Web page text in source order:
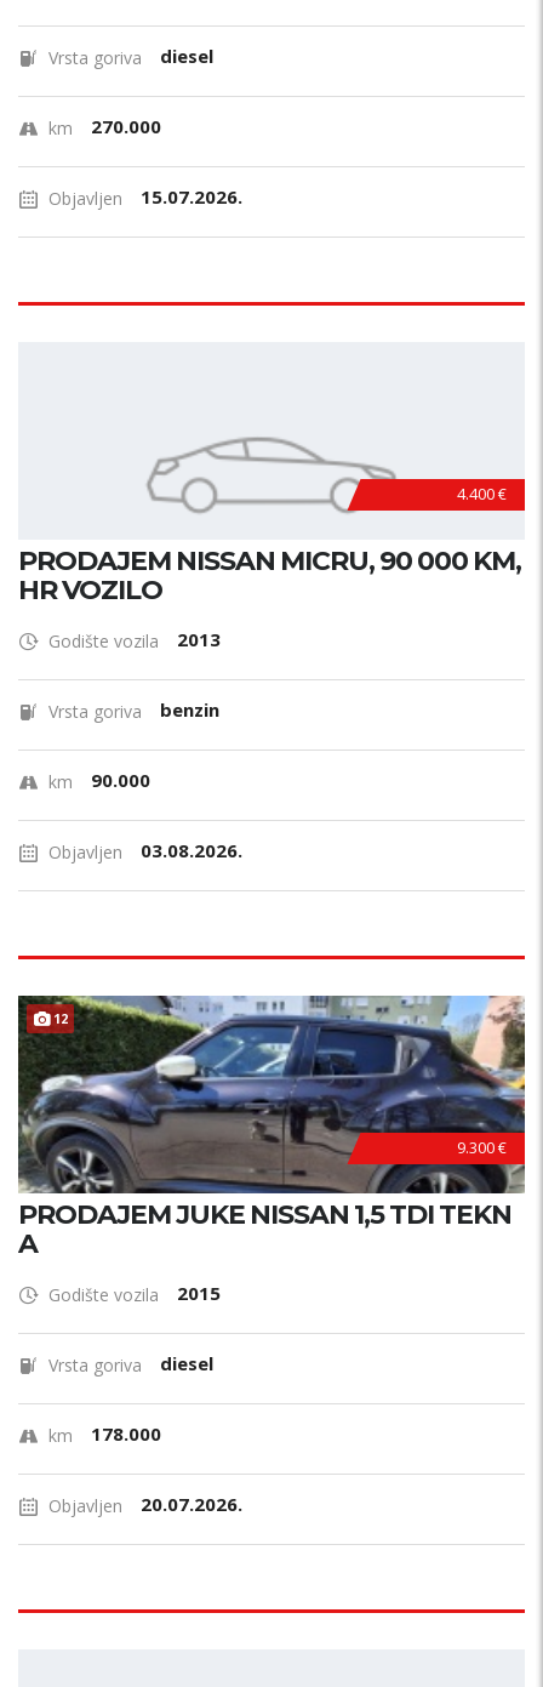
Vrsta goriva diesel
km 270.000
Objavljen 15.07.2026.
4.400 €
PRODAJEM NISSAN MICRU, 90 000 KM,
HR VOZILO
Godište vozila 2013
Vrsta goriva benzin
km 90.000
Objavljen 03.08.2026.
12
9.300 €
PRODAJEM JUKE NISSAN 1,5 TDI TEKN
A
Godište vozila 2015
Vrsta goriva diesel
km 178.000
Objavljen 20.07.2026.